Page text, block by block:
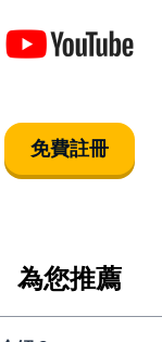
免費註冊
為您推薦